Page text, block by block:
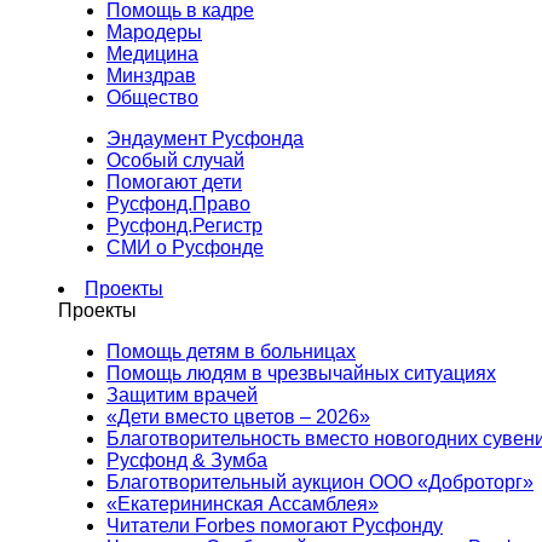
Помощь в кадре
Мародеры
Медицина
Минздрав
Общество
Эндаумент Русфонда
Особый случай
Помогают дети
Русфонд.Право
Русфонд.Регистр
СМИ о Русфонде
Проекты
Проекты
Помощь детям в больницах
Помощь людям в чрезвычайных ситуациях
Защитим врачей
«Дети вместо цветов – 2026»
Благотворительность вместо новогодних
Русфонд & Зумба
Благотворительный аукцион ООО «Доброторг»
«Екатерининская Ассамблея»
Читатели Forbes помогают Русфонду